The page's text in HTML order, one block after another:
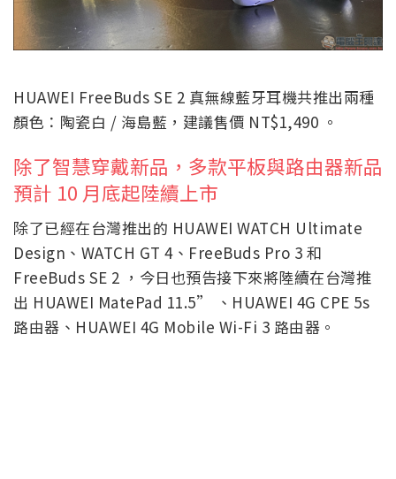
HUAWEI FreeBuds SE 2 真無線藍牙耳機共推出兩種
顏色：陶瓷白 / 海島藍，建議售價 NT$1,490 。
除了智慧穿戴新品，多款平板與路由器新品
預計 10 月底起陸續上市
除了已經在台灣推出的 HUAWEI WATCH Ultimate
Design、WATCH GT 4、FreeBuds Pro 3 和
FreeBuds SE 2 ，今日也預告接下來將陸續在台灣推
出 HUAWEI MatePad 11.5” 、HUAWEI 4G CPE 5s
路由器、HUAWEI 4G Mobile Wi-Fi 3 路由器。